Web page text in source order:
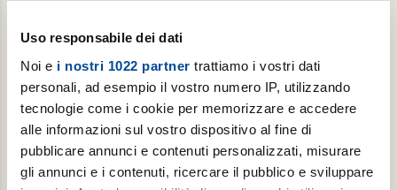
Uso responsabile dei dati
Noi e i nostri 1022 partner trattiamo i vostri dati
personali, ad esempio il vostro numero IP, utilizzando
tecnologie come i cookie per memorizzare e accedere
alle informazioni sul vostro dispositivo al fine di
pubblicare annunci e contenuti personalizzati, misurare
gli annunci e i contenuti, ricercare il pubblico e sviluppare
Abbonamento annuale digitale